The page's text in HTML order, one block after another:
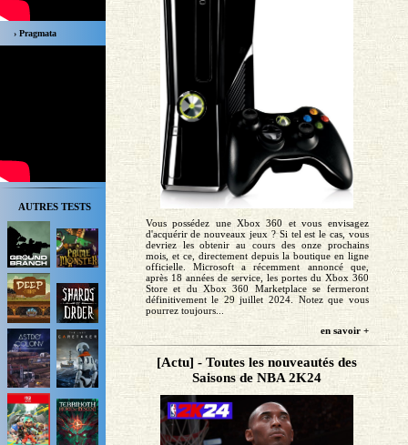
› Pragmata
AUTRES TESTS
Vous possédez une Xbox 360 et vous envisagez
d'acquérir de nouveaux jeux ? Si tel est le cas, vous
devriez les obtenir au cours des onze prochains
mois, et ce, directement depuis la boutique en ligne
officielle. Microsoft a récemment annoncé que,
après 18 années de service, les portes du Xbox 360
Store et du Xbox 360 Marketplace se fermeront
définitivement le 29 juillet 2024. Notez que vous
pourrez toujours...
en savoir +
[Actu] - Toutes les nouveautés des
Saisons de NBA 2K24